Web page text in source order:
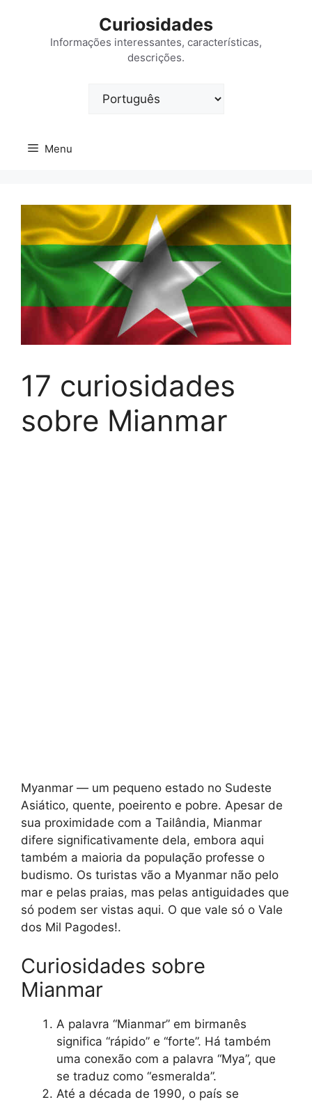
Curiosidades
Informações interessantes, características,
descrições.
Escolha
Menu
17 curiosidades
sobre Mianmar
Myanmar — um pequeno estado no Sudeste
Asiático, quente, poeirento e pobre. Apesar de
sua proximidade com a Tailândia, Mianmar
difere significativamente dela, embora aqui
também a maioria da população professe o
budismo. Os turistas vão a Myanmar não pelo
mar e pelas praias, mas pelas antiguidades que
só podem ser vistas aqui. O que vale só o Vale
dos Mil Pagodes!.
Curiosidades sobre
Mianmar
A palavra “Mianmar” em birmanês
significa “rápido” e “forte”. Há também
uma conexão com a palavra “Mya”, que
se traduz como “esmeralda”.
Até a década de 1990, o país se